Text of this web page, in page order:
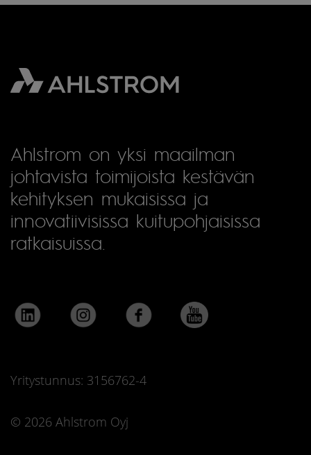
Ahlstrom on yksi maailman
johtavista toimijoista kestävän
kehityksen mukaisissa ja
innovatiivisissa kuitupohjaisissa
ratkaisuissa.
Yritystunnus: 3156762-4
© 2026 Ahlstrom Oyj